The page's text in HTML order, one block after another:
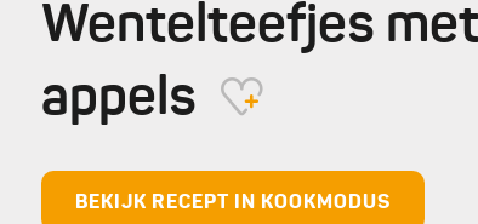
Wentelteefjes
appels
BEKIJK RECEPT IN KOOKMODUS